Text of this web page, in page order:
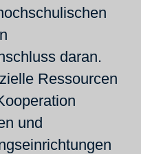
daran.
Ressourcen
und